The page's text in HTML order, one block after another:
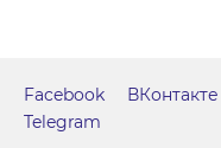
Facebook ВКонтакте
Telegram